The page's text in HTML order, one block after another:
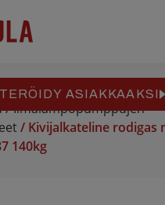
ASIAKKAAKSI
/Ilmalämpöpumppujen
/ Kivijalkateline rodigas
140kg